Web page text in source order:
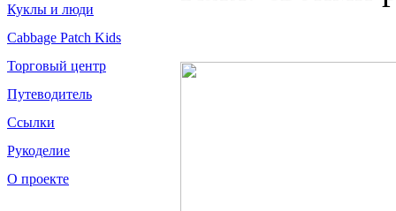
Куклы и люди
Cabbage Patch Kids
Торговый центр
Путеводитель
Ссылки
Рукоделие
О проекте